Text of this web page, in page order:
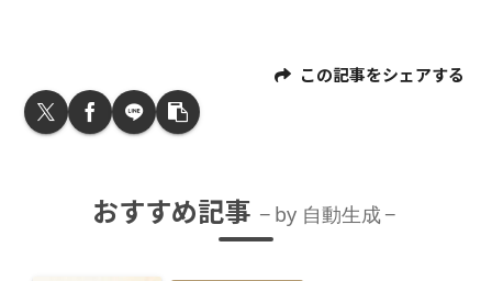
この記事をシェアする
おすすめ記事 by 自動生成